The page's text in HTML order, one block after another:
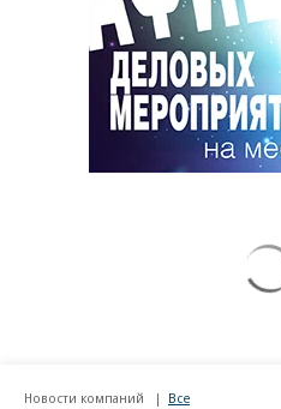
Новости компаний Все